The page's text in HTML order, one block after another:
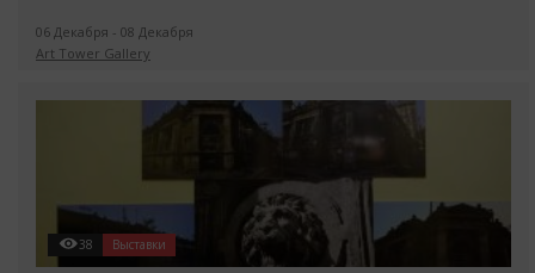
06 Декабря - 08 Декабря
Art Tower Gallery
38 Выставки